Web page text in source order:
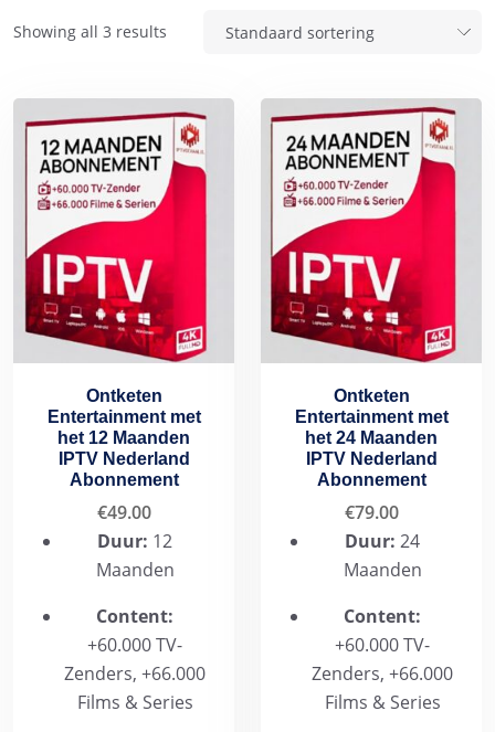
Showing all 3 results
Ontketen
Entertainment met
het 12 Maanden
IPTV Nederland
Abonnement
€49.00
Duur: 12
Maanden
Content:
+60.000 TV-
Zenders, +66.000
Films & Series
Ontketen
Entertainment met
het 24 Maanden
IPTV Nederland
Abonnement
€79.00
Duur: 24
Maanden
Content:
+60.000 TV-
Zenders, +66.000
Films & Series